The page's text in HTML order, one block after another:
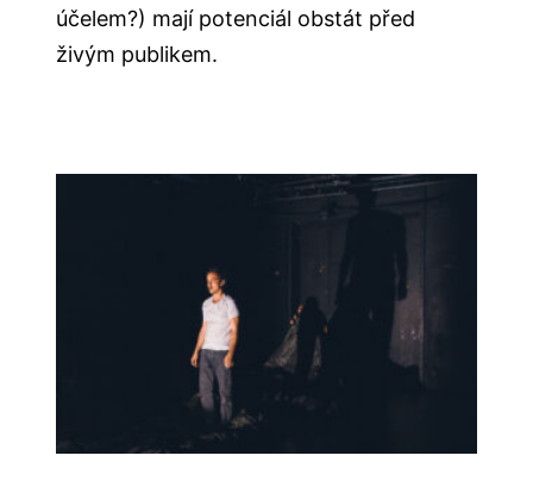
účelem?) mají potenciál obstát před
živým publikem.